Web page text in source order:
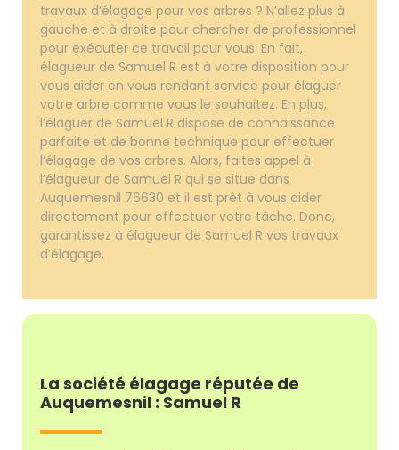
travaux d’élagage pour vos arbres ? N’allez plus à
gauche et à droite pour chercher de professionnel
pour exécuter ce travail pour vous. En fait,
élagueur de Samuel R est à votre disposition pour
vous aider en vous rendant service pour élaguer
votre arbre comme vous le souhaitez. En plus,
l’élaguer de Samuel R dispose de connaissance
parfaite et de bonne technique pour effectuer
l’élagage de vos arbres. Alors, faites appel à
l’élagueur de Samuel R qui se situe dans
Auquemesnil 76630 et il est prêt à vous aider
directement pour effectuer votre tâche. Donc,
garantissez à élagueur de Samuel R vos travaux
d’élagage.
La société élagage réputée de
Auquemesnil : Samuel R